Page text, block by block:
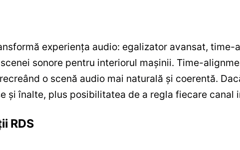
experiența audio: egalizator avansat,
sonore pentru interiorul mașinii. Time-
o scenă audio mai naturală și coerentă.
și înalte, plus posibilitatea de a regla fiecare canal
RDS